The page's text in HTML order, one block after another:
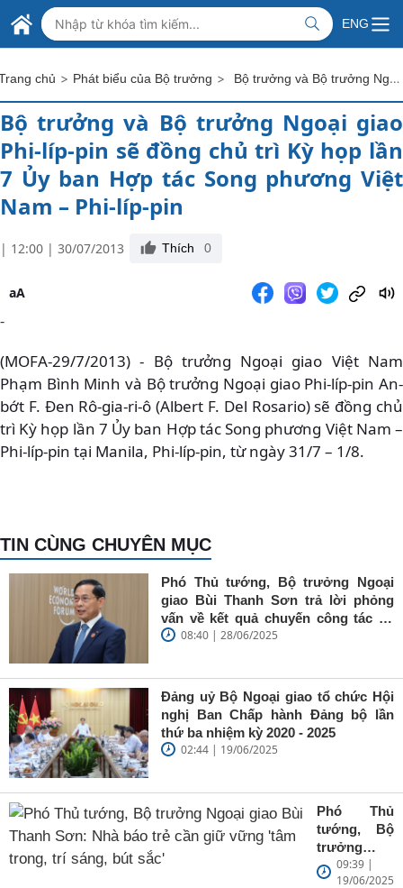
Skip to Main Content
BỘ NGOẠI GIAO VIỆT NAM
MINISTRY OF FOREIGN AFFAIRS
ENG
chủ > Phát biểu của Bộ trưởng > Bộ trưởng và Bộ trưởng Ngoại giao Phi-líp-pin sẽ đồng chủ trì Kỳ họp lần 7 Ủy ban Hợp tác Song phương Việt Nam – Phi-líp-pin
Bộ trưởng và Bộ trưởng Ngoại giao
Phi-líp-pin sẽ đồng chủ trì Kỳ họp lần
7 Ủy ban Hợp tác Song phương Việt
Nam – Phi-líp-pin
| 12:00 | 30/07/2013 Thích 0
aA
-
(MOFA-29/7/2013) - Bộ trưởng Ngoại giao Việt Nam
Phạm Bình Minh và Bộ trưởng Ngoại giao Phi-líp-pin An-
bớt F. Đen Rô-gia-ri-ô (Albert F. Del Rosario) sẽ đồng chủ
trì Kỳ họp lần 7 Ủy ban Hợp tác Song phương Việt Nam –
Phi-líp-pin tại Manila, Phi-líp-pin, từ ngày 31/7 – 1/8.
TIN CÙNG CHUYÊN MỤC
Phó Thủ tướng, Bộ trưởng Ngoại
giao Bùi Thanh Sơn trả lời phỏng
vấn về kết quả chuyến công tác tại
Trung Quốc của Thủ tướng Chính
08:40 | 28/06/2025
Đảng uỷ Bộ Ngoại giao tổ chức Hội
nghị Ban Chấp hành Đảng bộ lần
thứ ba nhiệm kỳ 2020 - 2025
02:44 | 19/06/2025
Phó Thủ
tướng, Bộ
trưởng
Ngoại giao
Bùi Thanh
09:39 |
19/06/2025